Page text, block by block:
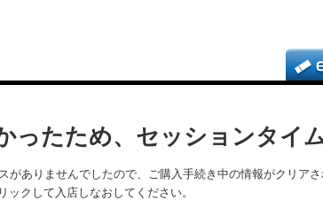
ったため、セッションタイ
がありませんでしたので、ご購入手続き中の情報がクリアさ
クして入店しなおしてください。